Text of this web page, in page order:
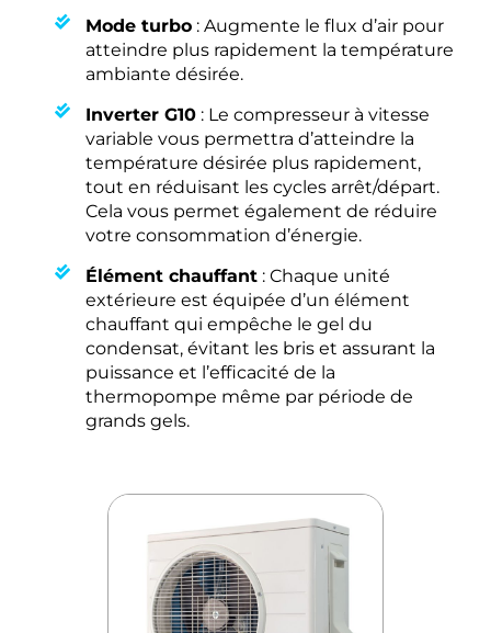
Mode turbo: Augmente le flux d’air pour
atteindre plus rapidement la température
ambiante désirée.
Inverter G10: Le compresseur à vitesse
variable vous permettra d’atteindre la
température désirée plus rapidement,
tout en réduisant les cycles arrêt/départ.
Cela vous permet également de réduire
votre consommation d’énergie.
Élément chauffant: Chaque unité
extérieure est équipée d’un élément
chauffant qui empêche le gel du
condensat, évitant les bris et assurant la
puissance et l’efficacité de la
thermopompe même par période de
grands gels.